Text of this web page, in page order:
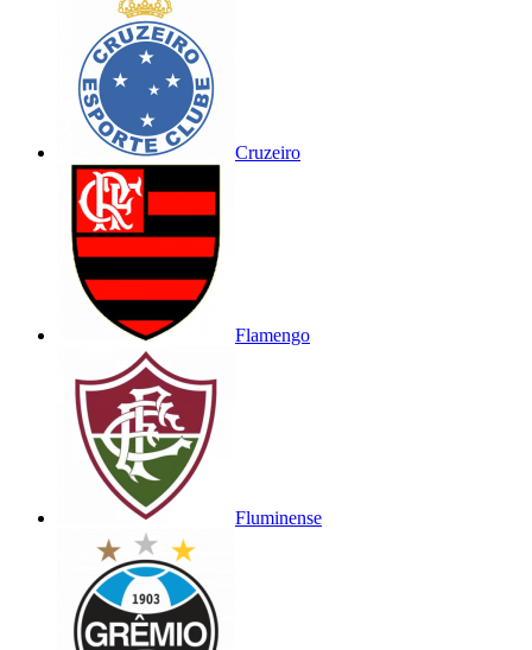
Cruzeiro
Flamengo
Fluminense